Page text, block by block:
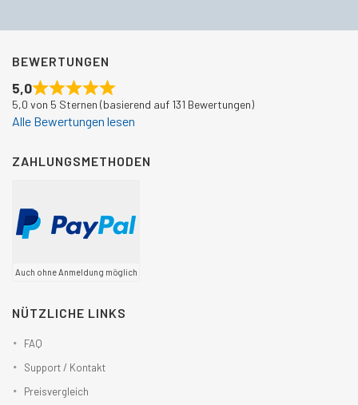
BEWERTUNGEN
5,0
5,0 von 5 Sternen (basierend auf 131 Bewertungen)
Alle Bewertungen lesen
ZAHLUNGSMETHODEN
Auch ohne Anmeldung möglich
NÜTZLICHE LINKS
FAQ
Support / Kontakt
Preisvergleich